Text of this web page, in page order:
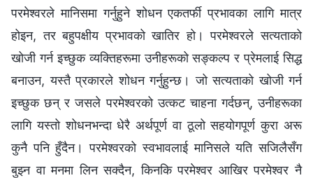
परमेश्‍वरले मानिसमा गर्नुहुने शोधन एकतर्फी प्रभावका लागि मात्र
होइन, तर बहुपक्षीय प्रभावको खातिर हो। परमेश्‍वरले सत्यताको
खोजी गर्न इच्छुक व्यक्तिहरूमा उनीहरूको सङ्कल्प र प्रेमलाई सिद्ध
बनाउन, यस्तै प्रकारले शोधन गर्नुहुन्छ। जो सत्यताको खोजी गर्न
इच्छुक छन् र जसले परमेश्‍वरको उत्कट चाहना गर्दछन्, उनीहरूका
लागि यस्तो शोधनभन्दा धेरै अर्थपूर्ण वा ठूलो सहयोगपूर्ण कुरा अरू
कुनै पनि हुँदैन। परमेश्‍वरको स्वभावलाई मानिसले यति सजिलैसँग
बुझ्‍न वा मनमा लिन सक्दैन, किनकि परमेश्‍वर आखिर परमेश्‍वर नै